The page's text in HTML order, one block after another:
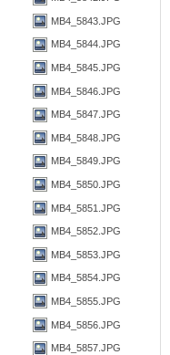
MB4_5843.JPG
MB4_5844.JPG
MB4_5845.JPG
MB4_5846.JPG
MB4_5847.JPG
MB4_5848.JPG
MB4_5849.JPG
MB4_5850.JPG
MB4_5851.JPG
MB4_5852.JPG
MB4_5853.JPG
MB4_5854.JPG
MB4_5855.JPG
MB4_5856.JPG
MB4_5857.JPG